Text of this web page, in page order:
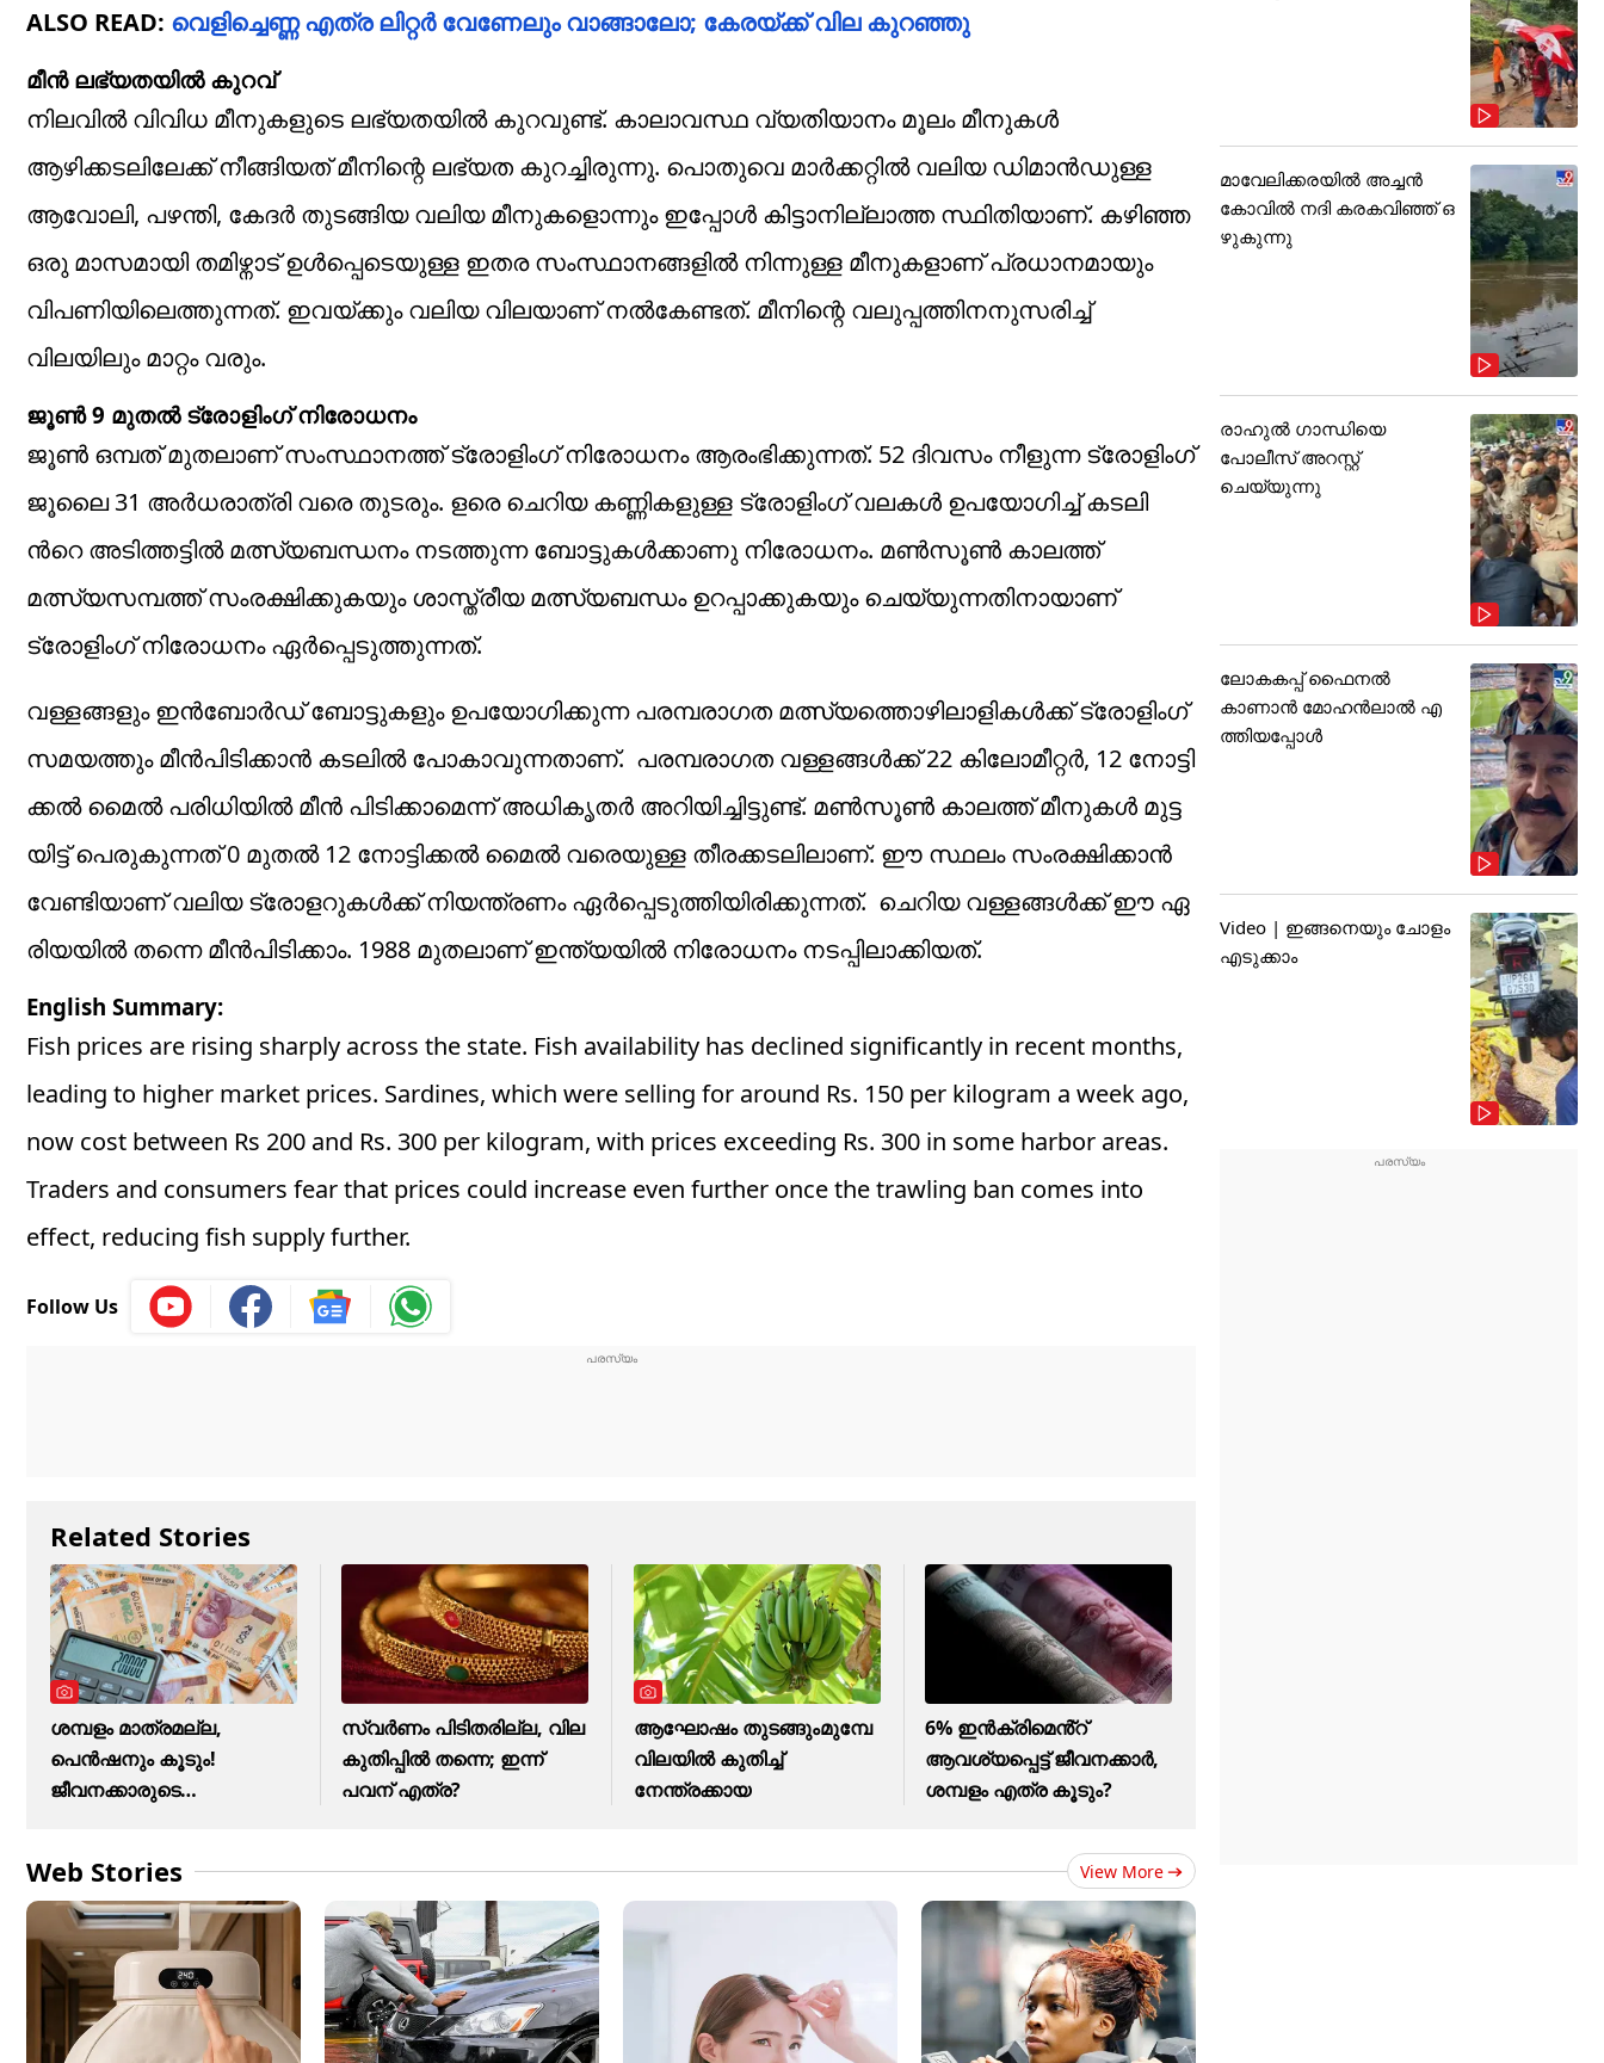
ALSO READ: വെളിച്ചെണ്ണ എത്ര ലിറ്റര്‍ വേണേലും വാങ്ങാലോ; കേരയ്ക്ക് വില കുറഞ്ഞു
മീൻ ലഭ്യതയിൽ കുറവ്
നിലവിൽ വിവിധ മീനുകളുടെ ലഭ്യതയിൽ കുറവുണ്ട്. കാലാവസ്ഥ വ്യതിയാനം മൂലം മീനുകൾ
ആഴിക്കടലിലേക്ക് നീങ്ങിയത് മീനിന്റെ ലഭ്യത കുറച്ചിരുന്നു. പൊതുവെ മാർക്കറ്റിൽ വലിയ ഡിമാൻഡുള്ള
ആവോലി, പഴന്തി, കേദർ തുടങ്ങിയ വലിയ മീനുകളൊന്നും ഇപ്പോൾ കിട്ടാനില്ലാത്ത സ്ഥിതിയാണ്. കഴിഞ്ഞ
ഒരു മാസമായി തമിഴ്നാട് ഉൾപ്പെടെയുള്ള ഇതര സംസ്ഥാനങ്ങളിൽ നിന്നുള്ള മീനുകളാണ് പ്രധാനമായും
വിപണിയിലെത്തുന്നത്. ഇവയ്ക്കും വലിയ വിലയാണ് നൽകേണ്ടത്. മീനിന്റെ വലുപ്പത്തിനനുസരിച്ച്
വിലയിലും മാറ്റം വരും.
ജൂൺ 9 മുതൽ ട്രോളിംഗ് നിരോധനം
ജൂൺ ഒമ്പത് മുതലാണ് സംസ്ഥാനത്ത് ട്രോളിംഗ് നിരോധനം ആരംഭിക്കുന്നത്. 52 ദിവസം നീളുന്ന ട്രോളിംഗ്
ജൂലൈ 31 അർധരാത്രി വരെ തുടരും. ​ള​രെ ചെ​റി​യ ക​ണ്ണി​ക​ളു​ള്ള ട്രോ​ളിം​ഗ് വ​ല​ക​ൾ ഉ​പ​യോ​ഗി​ച്ച് ക​ട​ലി​
ന്‍റെ അ​ടി​ത്ത​ട്ടി​ൽ മ​ത്സ്യ​ബ​ന്ധ​നം ന​ട​ത്തു​ന്ന ബോ​ട്ടു​ക​ൾ​ക്കാ​ണു നി​രോ​ധ​നം. മൺസൂൺ കാലത്ത്
മത്സ്യസമ്പത്ത് സംരക്ഷിക്കുകയും ശാസ്ത്രീയ മത്സ്യബന്ധം ഉറപ്പാക്കുകയും ചെയ്യുന്നതിനായാണ്
ട്രോളിംഗ് നിരോധനം ഏർപ്പെടുത്തുന്നത്.
വള്ളങ്ങളും ഇൻബോർഡ് ബോട്ടുകളും ഉപയോഗിക്കുന്ന പരമ്പരാഗത മത്സ്യത്തൊഴിലാളികൾക്ക് ട്രോളിംഗ്
സമയത്തും മീൻപിടിക്കാൻ കടലിൽ പോകാവുന്നതാണ്. പ​ര​മ്പ​രാ​ഗ​ത വ​ള്ള​ങ്ങ​ൾ​ക്ക് 22 കി​ലോ​മീ​റ്റ​ർ, 12 നോ​ട്ടി​
ക്ക​ൽ മൈ​ൽ പ​രി​ധി​യി​ൽ മീ​ൻ പി​ടി​ക്കാമെന്ന് അധികൃതർ അറിയിച്ചിട്ടുണ്ട്. മ​ൺ​സൂ​ൺ കാ​ല​ത്ത് മീ​നു​ക​ൾ മു​ട്ട​
യി​ട്ട് പെ​രു​കു​ന്ന​ത് 0 മു​ത​ൽ 12 നോ​ട്ടി​ക്ക​ൽ മൈ​ൽ വ​രെ​യു​ള്ള തീ​ര​ക്ക​ട​ലി​ലാ​ണ്. ഈ ​സ്ഥ​ലം സം​ര​ക്ഷി​ക്കാ​ൻ
വേ​ണ്ടി​യാ​ണ് വ​ലി​യ ട്രോ​ള​റു​കൾക്ക് നിയന്ത്രണം ഏർപ്പെടുത്തിയിരിക്കുന്നത്. ​ ചെ​റി​യ വ​ള്ള​ങ്ങ​ൾ​ക്ക് ഈ ​ഏ​
രി​യ​യി​ൽ ത​ന്നെ മീ​ൻ​പി​ടി​ക്കാം. 1988 മു​ത​ലാ​ണ് ഇ​ന്ത്യ​യി​ൽ നി​രോ​ധ​നം ന​ട​പ്പി​ലാ​ക്കി​യ​ത്.
English Summary:
Fish prices are rising sharply across the state. Fish availability has declined significantly in recent months,
leading to higher market prices. Sardines, which were selling for around Rs. 150 per kilogram a week ago,
now cost between Rs 200 and Rs. 300 per kilogram, with prices exceeding Rs. 300 in some harbor areas.
Traders and consumers fear that prices could increase even further once the trawling ban comes into
effect, reducing fish supply further.
Follow Us
Related Stories
ശമ്പളം മാത്രമല്ല,
പെൻഷനും കൂടും!
ജീവനക്കാരുടെ
സ്വർണം പിടിതരില്ല, വില
കുതിപ്പിൽ തന്നെ; ഇന്ന്
പവന് എത്ര?
ആഘോഷം തുടങ്ങുംമുമ്പേ
വിലയില്‍ കുതിച്ച്
നേന്ത്രക്കായ
6% ഇൻക്രിമെൻ്റ്
ആവശ്യപ്പെട്ട് ജീവനക്കാർ,
ശമ്പളം എത്ര കൂടും?
Web Stories View More
മാവേലിക്കരയിൽ അച്ചൻ
കോവിൽ നദി കരകവിഞ്ഞ് ഒ
ഴുകുന്നു
രാഹുൽ ഗാന്ധിയെ
പോലീസ് അറസ്റ്റ്
ചെയ്യുന്നു
ലോകകപ്പ് ഫൈനൽ
കാണാൻ മോഹൻലാൽ എ
ത്തിയപ്പോൾ
Video | ഇങ്ങനെയും ചോളം
എടുക്കാം